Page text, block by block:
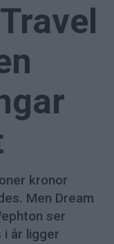
kronor
Men Dream
ser
i år ligger